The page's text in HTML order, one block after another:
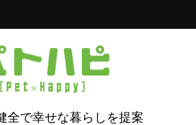
全で幸せな暮らしを提案